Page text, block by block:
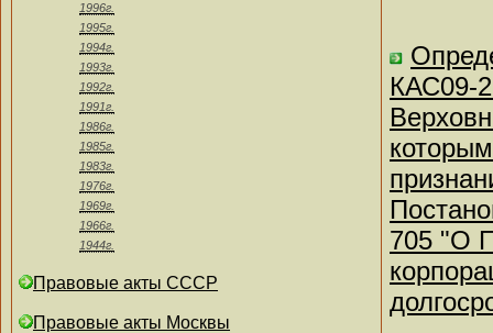
1996г.
1995г.
1994г.
1993г.
1992г.
1991г.
1986г.
1985г.
1983г.
1976г.
1969г.
1966г.
1944г.
Правовые акты СССР
Правовые акты Москвы
КАС09-
705 "О